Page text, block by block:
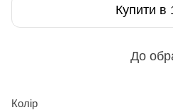
Купити в
До
Колір